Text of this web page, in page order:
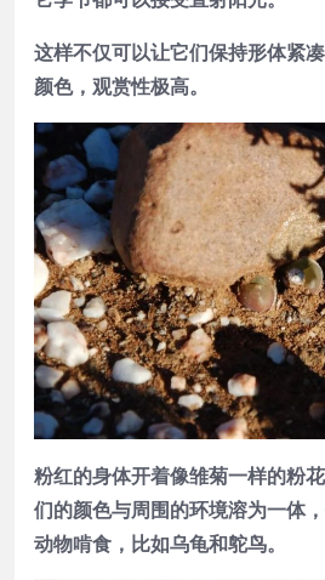
这样不仅可以让它们保持形体紧
颜色，观赏性极高。
粉红的身体开着像雏菊一样的粉
们的颜色与周围的环境溶为一体
动物啃食，比如乌龟和鸵鸟。